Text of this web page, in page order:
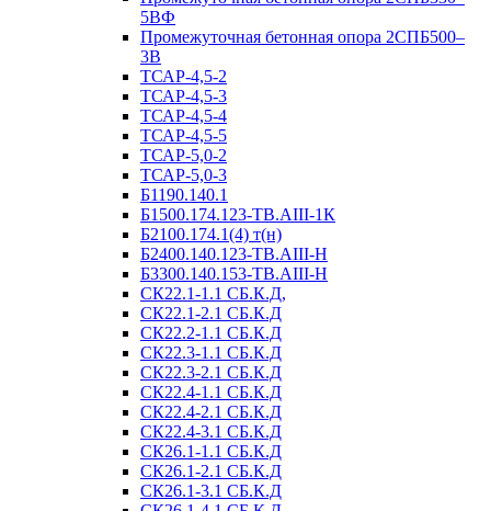
5ВФ
Промежуточная бетонная опора 2СПБ500–
3В
ТСАР-4,5-2
ТСАР-4,5-3
ТСАР-4,5-4
ТСАР-4,5-5
ТСАР-5,0-2
ТСАР-5,0-3
Б1190.140.1
Б1500.174.123-ТВ.АIII-1К
Б2100.174.1(4) т(н)
Б2400.140.123-ТВ.АIII-Н
Б3300.140.153-ТВ.АIII-Н
СК22.1-1.1 СБ.К.Д,
СК22.1-2.1 СБ.К.Д
СК22.2-1.1 СБ.К.Д
СК22.3-1.1 СБ.К.Д
СК22.3-2.1 СБ.К.Д
СК22.4-1.1 СБ.К.Д
СК22.4-2.1 СБ.К.Д
СК22.4-3.1 СБ.К.Д
СК26.1-1.1 СБ.К.Д
СК26.1-2.1 СБ.К.Д
СК26.1-3.1 СБ.К.Д